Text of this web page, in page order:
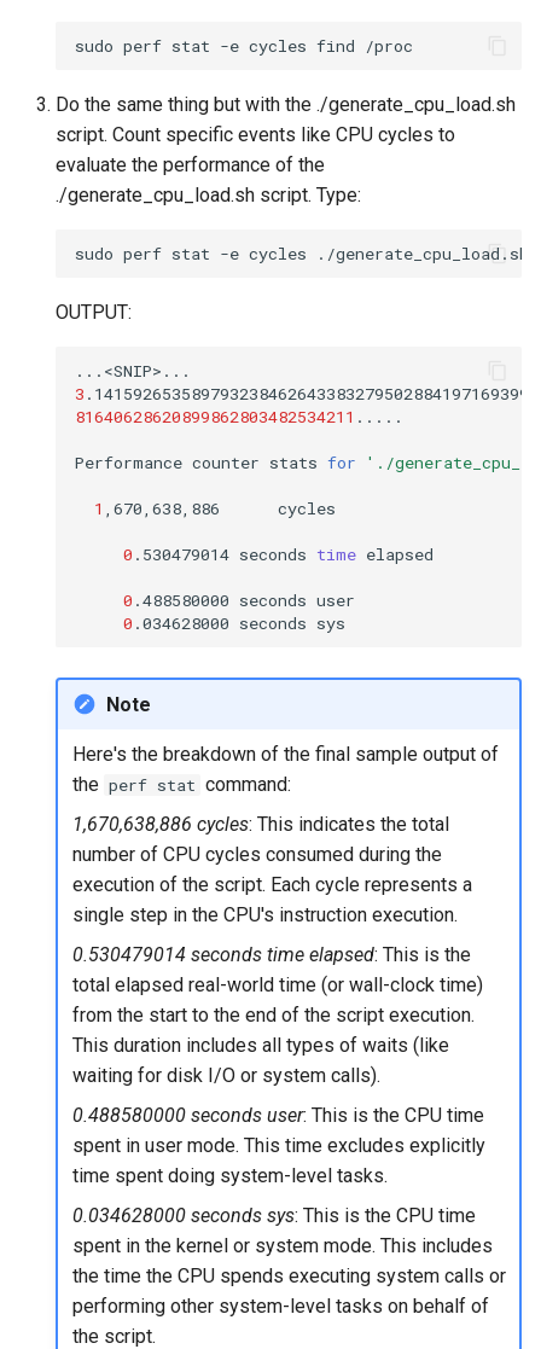
sudo perf stat -e cycles find
Do the same thing but with the ./generate_cpu_load.sh
script. Count specific events like CPU cycles to
evaluate the performance of the
./generate_cpu_load.sh script. Type:
sudo perf stat -e cycles ./generate_cpu_load.sh
OUTPUT:
3
81640628620899862803482534211 .....
Performance counter stats for './
1 ,670,638,886 cycles
0 .530479014 seconds time elapsed
0 .488580000 seconds
0 .034628000 seconds
Note
Here's the breakdown of the final sample output of
the perf stat command:
1,670,638,886 cycles: This indicates the total
number of CPU cycles consumed during the
execution of the script. Each cycle represents a
single step in the CPU's instruction execution.
0.530479014 seconds time elapsed: This is the
total elapsed real-world time (or wall-clock time)
from the start to the end of the script execution.
This duration includes all types of waits (like
waiting for disk I/O or system calls).
0.488580000 seconds user: This is the CPU time
spent in user mode. This time excludes explicitly
time spent doing system-level tasks.
0.034628000 seconds sys: This is the CPU time
spent in the kernel or system mode. This includes
the time the CPU spends executing system calls or
performing other system-level tasks on behalf of
the script.